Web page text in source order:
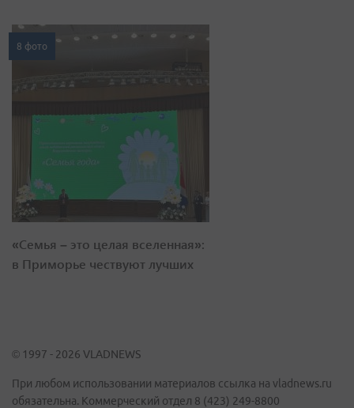
8 фото
«Семья – это целая вселенная»:
в Приморье чествуют лучших
© 1997 - 2026 VLADNEWS
При любом использовании материалов ссылка на vladnews.ru
обязательна. Коммерческий отдел 8 (423) 249-8800